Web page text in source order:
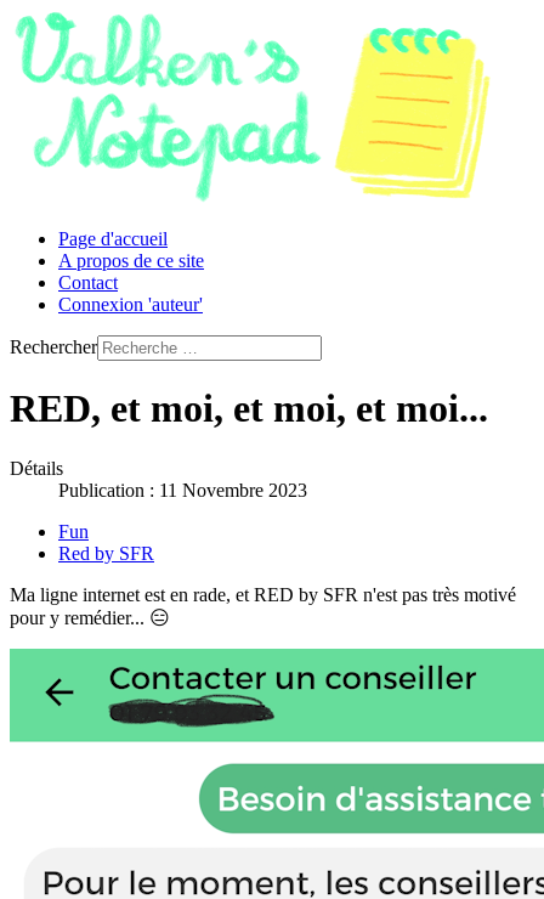
Page d'accueil
A propos de ce site
Contact
Connexion 'auteur'
Rechercher
RED, et moi, et moi, et moi...
Détails
Publication : 11 Novembre 2023
Fun
Red by SFR
Ma ligne internet est en rade, et RED by SFR n'est pas très motivé
pour y remédier... 😑